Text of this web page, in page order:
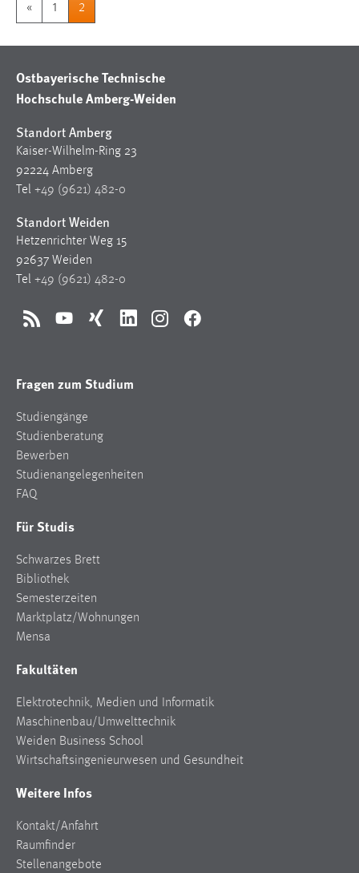
« 1 2
Ostbayerische Technische
Hochschule Amberg-Weiden
Standort Amberg
Kaiser-Wilhelm-Ring 23
92224 Amberg
Tel +49 (9621) 482-0
Standort Weiden
Hetzenrichter Weg 15
92637 Weiden
Tel +49 (9621) 482-0
RSS YouTubeXing LinkedInInstagramFacebook
Fragen zum Studium
Studiengänge
Studienberatung
Bewerben
Studienangelegenheiten
FAQ
Für Studis
Schwarzes Brett
Bibliothek
Semesterzeiten
Marktplatz/Wohnungen
Mensa
Fakultäten
Elektrotechnik, Medien und Informatik
Maschinenbau/Umwelttechnik
Weiden Business School
Wirtschaftsingenieurwesen und Gesundheit
Weitere Infos
Kontakt/Anfahrt
Raumfinder
Stellenangebote
MibewSessionID, mibew-chat-frame-style-
5e9dbeb1811c0446 = Sitzungslaufzeit, mibew_locale = 3
Login
fe_user, be_user, be_lastLoginProvider
Zweck:
Dieser Cookie ist notwendig um sich an der Website
Cookie Laufzeit:
24 Stunden
STATISTIK
unsere Besucher unsere Website nutzen.
Matomo
Max. 13 Monate
MARKETING
verwendet, um personalisierte Werbung anzuzeigen.
hinweg verfolgen.
Google Ads
_gcl_au
Anbieter:
Google Ireland Limited